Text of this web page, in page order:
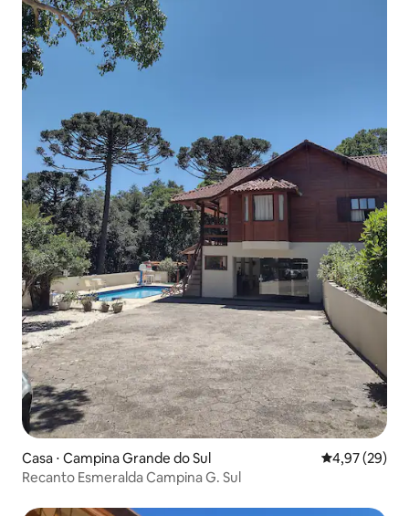
Casa ⋅ Campina Grande do Sul 4,97 de uma
4,97 (29)
Recanto Esmeralda Campina G. Sul